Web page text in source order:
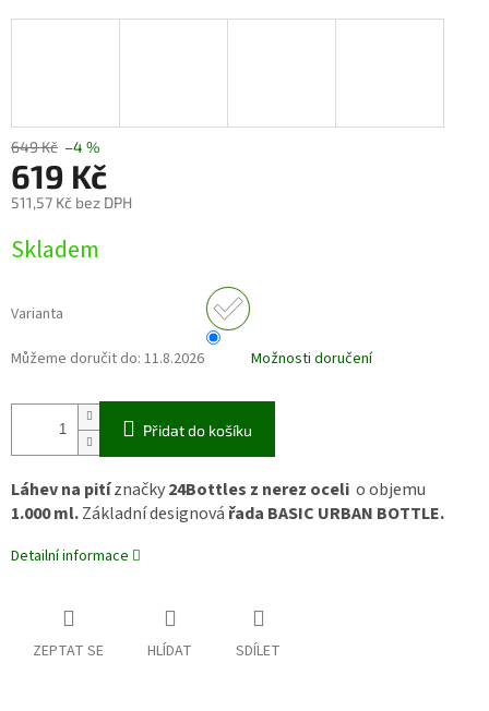
649 Kč –4 %
619 Kč
511,57 Kč bez DPH
cena:
Skladem
Varianta
Můžeme doručit do: 11.8.2026 Možnosti doručení
Přidat do košíku
Láhev na pitíznačky24Bottles z nerez oceli o objemu
1.000 ml.Základní designová řada BASIC URBAN BOTTLE.
Detailní informace
ZEPTAT SE HLÍDAT SDÍLET